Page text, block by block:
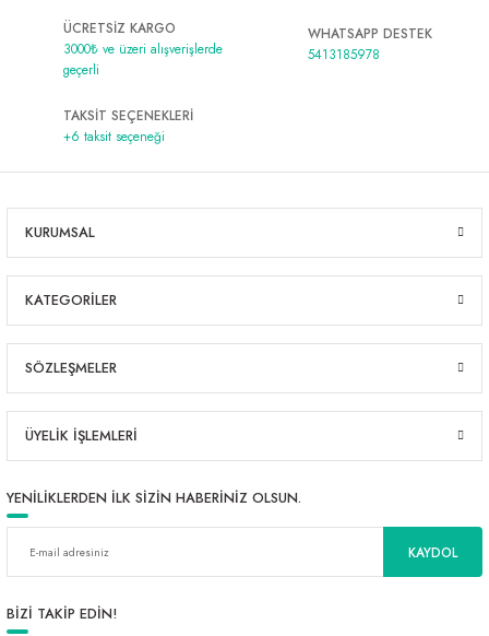
7.247,00 ₺
ÜCRETSİZ KARGO
3000₺ ve üzeri alışverişlerde
geçerli
WHATSAPP DESTEK
5413185978
TAKSİT SEÇENEKLERİ
+6 taksit seçeneği
KURUMSAL
KATEGORİLER
SÖZLEŞMELER
ÜYELİK İŞLEMLERİ
YENİLİKLERDEN İLK SİZİN HABERİNİZ OLSUN.
KAYDOL
BİZİ TAKİP EDİN!